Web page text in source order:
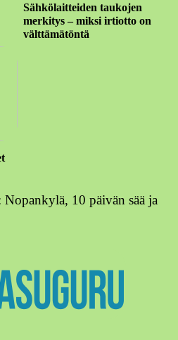
Sähkölaitteiden taukojen
merkitys – miksi irtiotto on
välttämätöntä
Nopankylä, 10 päivän sää ja